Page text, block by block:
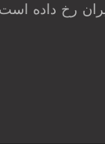
رخ داده